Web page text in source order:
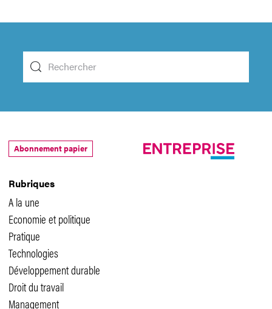
Rubriques
A la une
Economie et politique
Pratique
Technologies
Développement durable
Droit du travail
Management
Abonnement papier